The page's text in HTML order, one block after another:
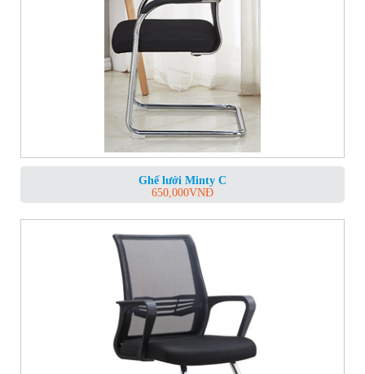
Ghế lưới Minty C
650,000VNĐ